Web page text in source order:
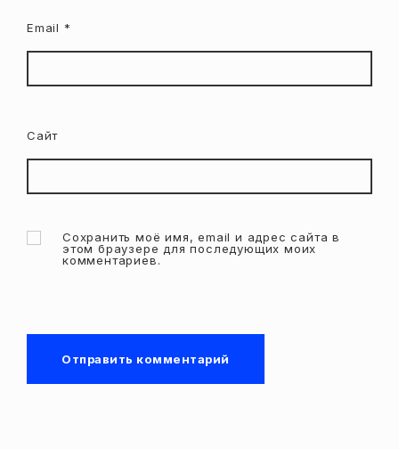
Email *
Сайт
Сохранить моё имя, email и адрес сайта в
этом браузере для последующих моих
комментариев.